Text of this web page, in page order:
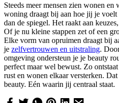
Steeds meer mensen zien wonen
woning draagt bij aan hoe jij je
dan de spiegel. Het raakt aan
Of je nu kleine stappen zet of een
Elke vorm van opruimen draagt bij
je zelfvertrouwen en uitstraling.
omgeving ondersteun je je beauty
perfect maar wel bewust. Zo
rust en wonen elkaar versterken.
beauty. Eén waarin jij centraal staat.